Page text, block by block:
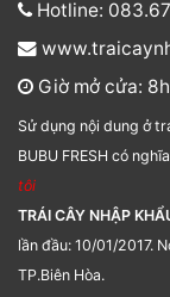
Hotline:
Giờ mở cửa:
Sử dụng nội dung ở
BUBU FRESH có
tôi
TRÁI CÂY NHẬP
lần đầu: 10/01/2017.
TP.Biên Hòa.